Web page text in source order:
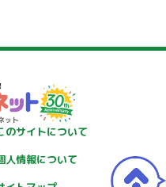
のサイトについて
人情報について